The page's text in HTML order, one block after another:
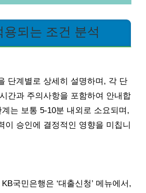
용되는 조건 분석
단계별로 상세히 설명하며, 각 단
간과 주의사항을 포함하여 안내합
는 보통 5-10분 내외로 소요되며,
이 승인에 결정적인 영향을 미칩니
국민은행은 ‘대출신청’ 메뉴에서,